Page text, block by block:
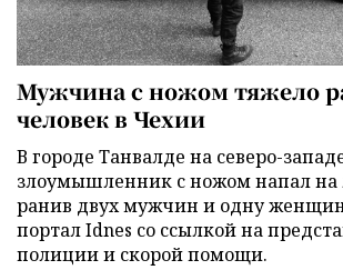
Мужчина с ножом тяжело
человек в Чехии
В городе Танвалде на северо-
злоумышленник с ножом напал на
ранив двух мужчин и одну
портал Idnes со ссылкой на
полиции и скорой помощи.